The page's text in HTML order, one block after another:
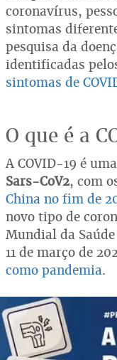
coronavírus,
sintomas
pesquisa da
identificadas
sintomas de
O que é a
A COVID-19 é uma
Sars-CoV2, com
China no fim de
novo tipo de
Mundial da
11 de março de
como pandemia.